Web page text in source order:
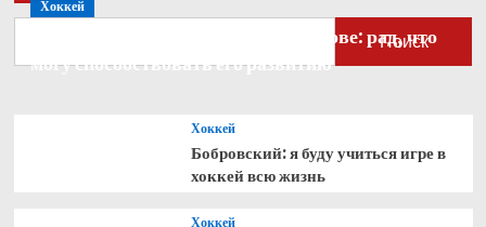
Поиск
Хоккей
Бобровский — о голкипере Ахтямове: рад, что
могу способствовать его развитию
Хоккей
Бобровский: я буду учиться игре в
хоккей всю жизнь
Хоккей